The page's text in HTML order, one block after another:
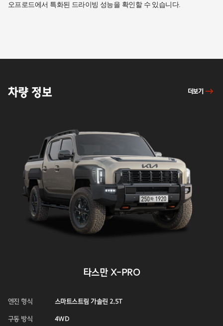
오프로드에서 특화된 드라이빙 성능을 확인할 수 있습니다.
차량
차량 정보
타스만 X-PRO
엔진 형식 스마트스트림 가솔린 2.5T
구동 방식 4WD
더보기